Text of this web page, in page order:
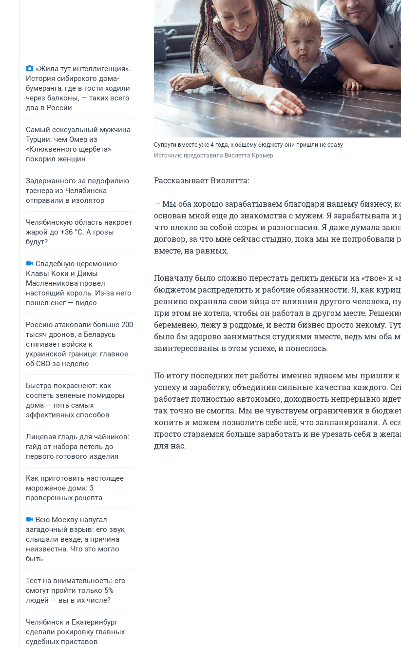
«Жила тут интеллигенция».
История сибирского дома-
бумеранга, где в гости ходили
через балконы, — таких всего
два в России
Самый сексуальный мужчина
Турции: чем Омер из
«Клюквенного щербета»
покорил женщин
Задержанного за педофилию
тренера из Челябинска
отправили в изолятор
Челябинскую область накроет
жарой до +36 °C. А грозы
будут?
Свадебную церемонию
Клавы Коки и Димы
Масленникова провел
настоящий король. Из-за него
пошел снег — видео
Россию атаковали больше 200
тысяч дронов, а Беларусь
стягивает войска к
украинской границе: главное
об СВО за неделю
Быстро покраснеют: как
соспеть зеленые помидоры
дома — пять самых
эффективных способов
Лицевая гладь для чайников:
гайд от набора петель до
первого готового изделия
Как приготовить настоящее
мороженое дома: 3
проверенных рецепта
Всю Москву напугал
загадочный взрыв: его звук
слышали везде, а причина
неизвестна. Что это могло
быть
Тест на внимательность: его
смогут пройти только 5%
людей — вы в их числе?
Челябинск и Екатеринбург
сделали рокировку главных
судебных приставов
Супруги вместе уже 4 года, к общему бюджету они пришли не сразу
Источник: предоставила Виолетта Крамер
Рассказывает Виолетта:
—Мы оба хорошо зарабатываем благодаря нашему бизнесу,
основан мной еще до знакомства с мужем. Я зарабатывала и
что влекло за собой ссоры и разногласия. Я даже думала
договор, за что мне сейчас стыдно, пока мы не попробовали
вместе, на равных.
Поначалу было сложно перестать делить деньги на «твое» и
бюджетом распределить и рабочие обязанности. Я, как
ревниво охраняла свои яйца от влияния другого человека,
при этом не хотела, чтобы он работал в другом месте.
беременею, лежу в роддоме, и вести бизнес просто некому.
было бы здорово заниматься студиями вместе, ведь мы оба
заинтересованы в этом успехе, и понеслось.
По итогу последних лет работы именно вдвоем мы пришли
успеху и заработку, объединив сильные качества каждого.
работает полностью автономно, доходность непрерывно
так точно не смогла. Мы не чувствуем ограничения в
копить и можем позволить себе всё, что запланировали. А
просто стараемся больше заработать и не урезать себя в
для нас.